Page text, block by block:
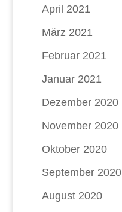
April 2021
März 2021
Februar 2021
Januar 2021
Dezember 2020
November 2020
Oktober 2020
September 2020
August 2020